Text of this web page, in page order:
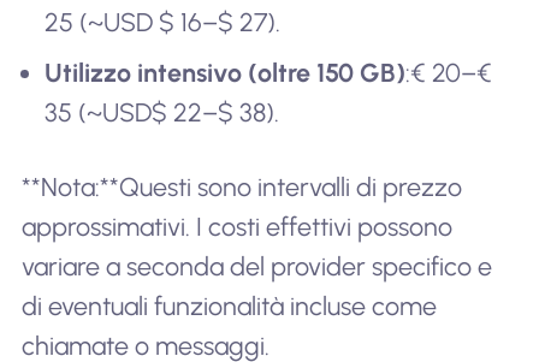
25 (~USD $ 16–$ 27).
Utilizzo intensivo (oltre 150 GB):€ 20–€
35 (~USD$ 22–$ 38).
**Nota:**Questi sono intervalli di prezzo
approssimativi. I costi effettivi possono
variare a seconda del provider specifico e
di eventuali funzionalità incluse come
chiamate o messaggi.